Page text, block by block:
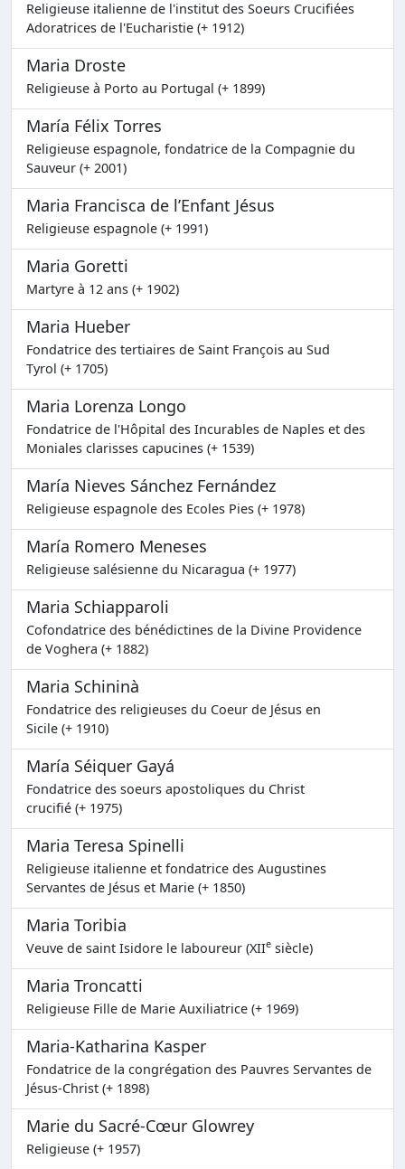
Religieuse italienne de l'institut des Soeurs Crucifiées
Adoratrices de l'Eucharistie (+ 1912)
Maria Droste
Religieuse à Porto au Portugal (+ 1899)
María Félix Torres
Religieuse espagnole, fondatrice de la Compagnie du
Sauveur (+ 2001)
Maria Francisca de l’Enfant Jésus
Religieuse espagnole (+ 1991)
Maria Goretti
Martyre à 12 ans (+ 1902)
Maria Hueber
Fondatrice des tertiaires de Saint François au Sud
Tyrol (+ 1705)
Maria Lorenza Longo
Fondatrice de l'Hôpital des Incurables de Naples et des
Moniales clarisses capucines (+ 1539)
María Nieves Sánchez Fernández
Religieuse espagnole des Ecoles Pies (+ 1978)
María Romero Meneses
Religieuse salésienne du Nicaragua (+ 1977)
Maria Schiapparoli
Cofondatrice des bénédictines de la Divine Providence
de Voghera (+ 1882)
Maria Schininà
Fondatrice des religieuses du Coeur de Jésus en
Sicile (+ 1910)
María Séiquer Gayá
Fondatrice des soeurs apostoliques du Christ
crucifié (+ 1975)
Maria Teresa Spinelli
Religieuse italienne et fondatrice des Augustines
Servantes de Jésus et Marie (+ 1850)
Maria Toribia
Veuve de saint Isidore le laboureur (XIIe siècle)
Maria Troncatti
Religieuse Fille de Marie Auxiliatrice (+ 1969)
Maria-Katharina Kasper
Fondatrice de la congrégation des Pauvres Servantes de
Jésus-Christ (+ 1898)
Marie du Sacré-Cœur Glowrey
Religieuse (+ 1957)